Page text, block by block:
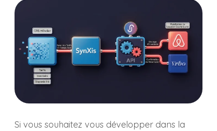
Si vous souhaitez vous développer dans la